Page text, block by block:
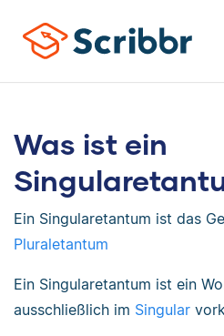
Was ist ein
Ein Singularetantum ist das
Pluraletantum
Ein Singularetantum ist ein
ausschließlich im Singular